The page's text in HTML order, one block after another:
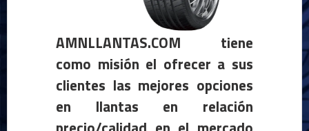
AMNLLANTAS.COM tiene
como misión el ofrecer a sus
clientes las mejores opciones
en llantas en relación